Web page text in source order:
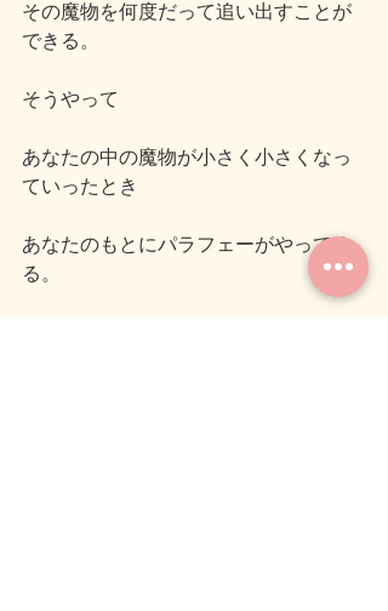
その魔物を何度だって追い出すことが
できる。
そうやって
あなたの中の魔物が小さく小さくなっ
ていったとき
あなたのもとにパラフェーがやってく
る。